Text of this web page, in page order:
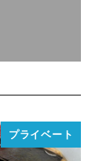
プライベート